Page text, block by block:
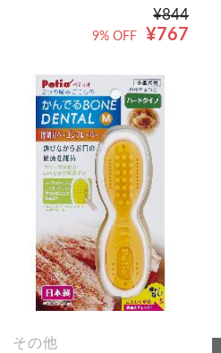
¥844
¥767
9% OFF
その他